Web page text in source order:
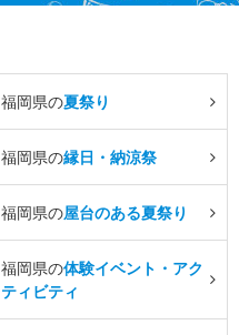
福岡県の夏祭り
福岡県の縁日・納涼祭
福岡県の屋台のある夏祭り
福岡県の体験イベント・アク
ティビティ